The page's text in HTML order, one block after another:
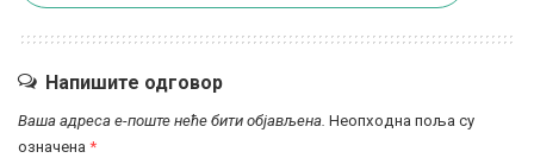
Напишите одговор
Ваша адреса е-поште неће бити објављена. Неопходна поља су
означена *